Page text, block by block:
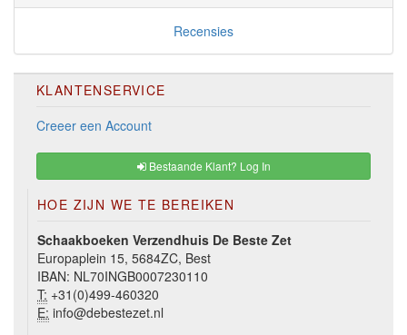
Recensies
KLANTENSERVICE
Creeer een Account
Bestaande Klant? Log In
HOE ZIJN WE TE BEREIKEN
Schaakboeken Verzendhuis De Beste Zet
Europaplein 15, 5684ZC, Best
IBAN: NL70INGB0007230110
T: +31(0)499-460320
E: info@debestezet.nl